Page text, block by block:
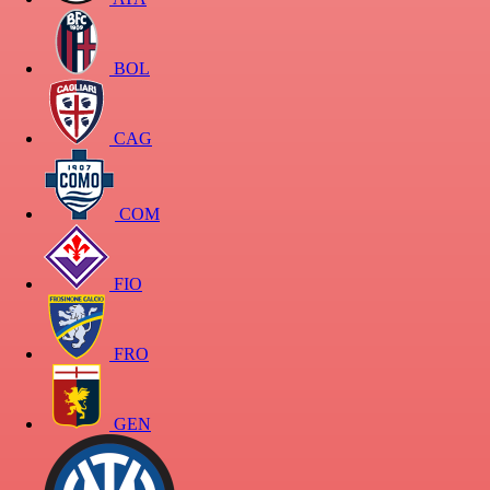
BOL
CAG
COM
FIO
FRO
GEN